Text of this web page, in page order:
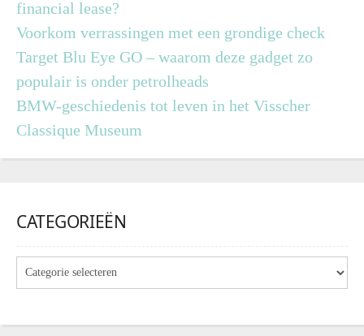
financial lease?
Voorkom verrassingen met een grondige check
Target Blu Eye GO – waarom deze gadget zo
populair is onder petrolheads
BMW-geschiedenis tot leven in het Visscher
Classique Museum
CATEGORIEËN